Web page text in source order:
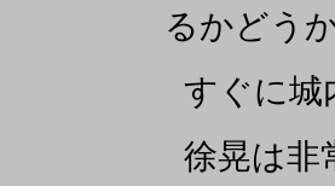
るかどう
すぐに城
徐晃は非